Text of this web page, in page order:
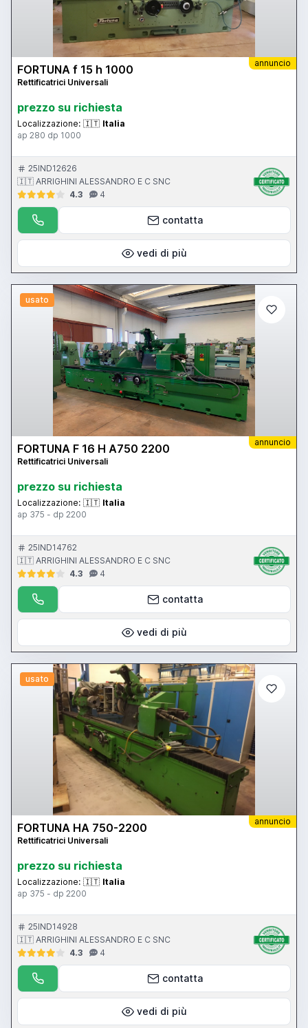
annuncio
FORTUNA f 15 h 1000
Rettificatrici Universali
prezzo su richiesta
Localizzazione: 🇮🇹 Italia
ap 280 dp 1000
25IND12626
🇮🇹 ARRIGHINI ALESSANDRO E C SNC
4.3
4
contatta
vedi di più
usato
annuncio
FORTUNA F 16 H A750 2200
Rettificatrici Universali
prezzo su richiesta
Localizzazione: 🇮🇹 Italia
ap 375 - dp 2200
25IND14762
🇮🇹 ARRIGHINI ALESSANDRO E C SNC
4.3
4
contatta
vedi di più
usato
annuncio
FORTUNA HA 750-2200
Rettificatrici Universali
prezzo su richiesta
Localizzazione: 🇮🇹 Italia
ap 375 - dp 2200
25IND14928
🇮🇹 ARRIGHINI ALESSANDRO E C SNC
4.3
4
contatta
vedi di più